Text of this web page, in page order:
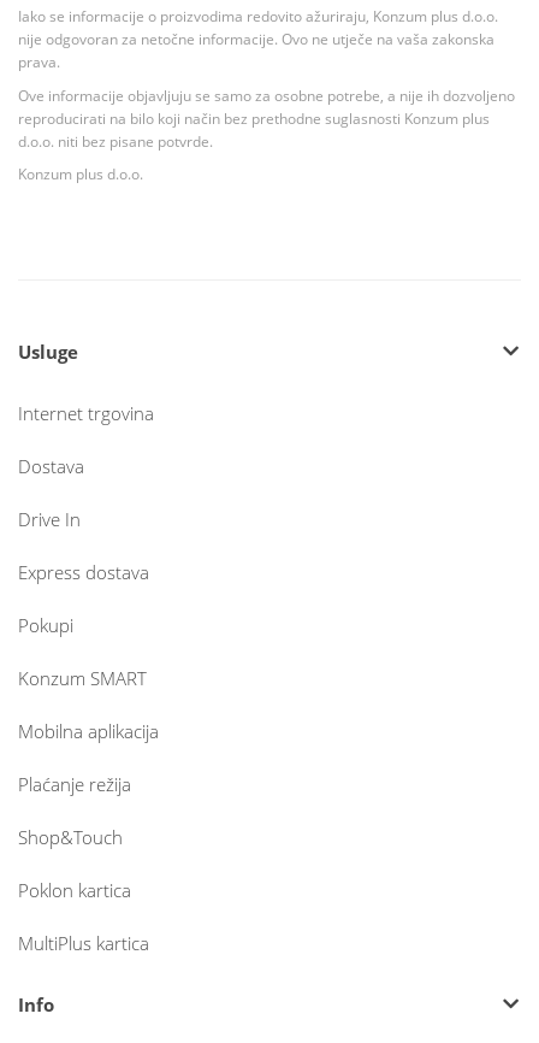
Iako se informacije o proizvodima redovito ažuriraju, Konzum plus d.o.o.
nije odgovoran za netočne informacije. Ovo ne utječe na vaša zakonska
prava.
Ove informacije objavljuju se samo za osobne potrebe, a nije ih dozvoljeno
reproducirati na bilo koji način bez prethodne suglasnosti Konzum plus
d.o.o. niti bez pisane potvrde.
Konzum plus d.o.o.
Usluge
Internet trgovina
Dostava
Drive In
Express dostava
Pokupi
Konzum SMART
Mobilna aplikacija
Plaćanje režija
Shop&Touch
Poklon kartica
MultiPlus kartica
Info